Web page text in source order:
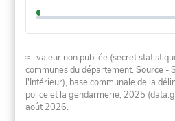
≈ : valeur non publiée (secret
communes du département.Source -
l'Intérieur), base communale de la
police et la gendarmerie, 2025
août 2026.